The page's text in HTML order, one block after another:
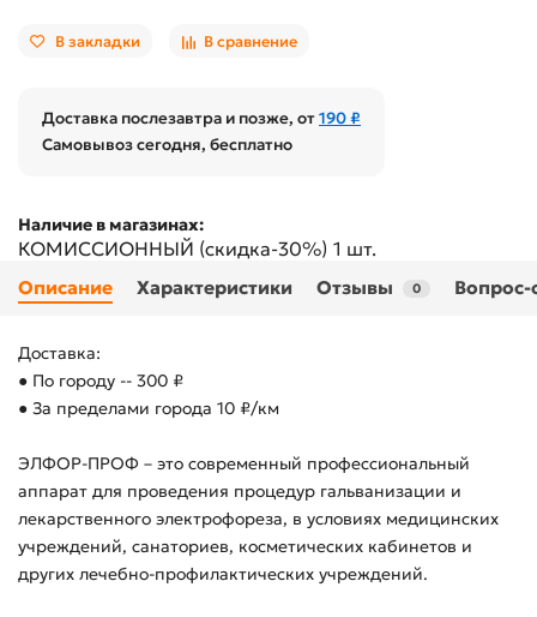
В закладки В сравнение
Доставка послезавтра и позже, от190 ₽
Самовывоз сегодня, бесплатно
Наличие в магазинах:
КОМИССИОННЫЙ (скидка-30%) 1 шт.
Описание Характеристики Отзывы 0 Вопрос-
Доставка:
● По городу -- 300 ₽
● За пределами города 10 ₽/км
ЭЛФОР-ПРОФ – это современный профессиональный
аппарат для проведения процедур гальванизации и
лекарственного электрофореза, в условиях медицинских
учреждений, санаториев, косметических кабинетов и
других лечебно-профилактических учреждений.